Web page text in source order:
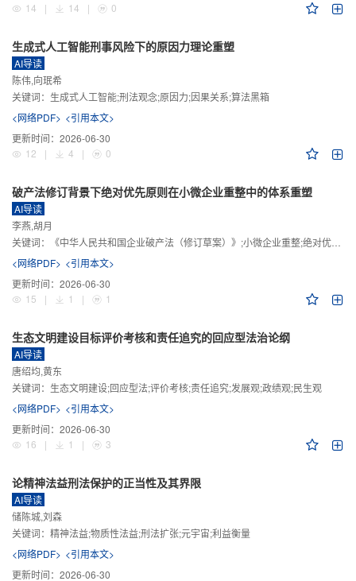
14
| 14 | 0
生成式人工智能刑事风险下的原因力理论重塑
AI导读
陈伟,向珉希
关键词： 生成式人工智能;刑法观念;原因力;因果关系;算法黑箱
<网络PDF> <引用本文>
更新时间： 2026-06-30
12
| 4 | 0
破产法修订背景下绝对优先原则在小微企业重整中的体系重塑
AI导读
李燕,胡月
关键词：
《中华人民共和国企业破产法（修订草案）》;小微企业重整;绝对优先原则;股东权益保留;预期可支配收入标准
<网络PDF> <引用本文>
更新时间： 2026-06-30
15
| 1 | 1
生态文明建设目标评价考核和责任追究的回应型法治论纲
AI导读
唐绍均,黄东
关键词： 生态文明建设;回应型法;评价考核;责任追究;发展观;政绩观;民生观
<网络PDF> <引用本文>
更新时间： 2026-06-30
16
| 1 | 3
论精神法益刑法保护的正当性及其界限
AI导读
储陈城,刘森
关键词： 精神法益;物质性法益;刑法扩张;元宇宙;利益衡量
<网络PDF> <引用本文>
更新时间： 2026-06-30